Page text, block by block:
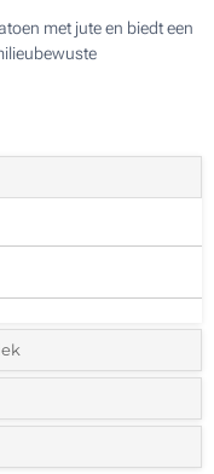
met jute en biedt een
logo:
in